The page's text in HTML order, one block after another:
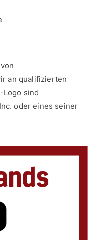
an qualifizierten
Logo sind
oder eines seiner